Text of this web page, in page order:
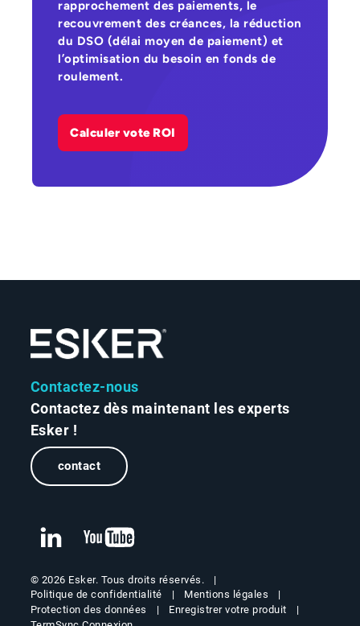
rapprochement des paiements, le
recouvrement des créances, la réduction
du DSO (délai moyen de paiement) et
l’optimisation du besoin en fonds de
roulement.
Calculer vote ROI
Contactez-nous
Contactez dès maintenant les experts
Esker !
contact
© 2026 Esker. Tous droits réservés.
Politique de confidentialité
Mentions légales
Protection des données
Enregistrer votre produit